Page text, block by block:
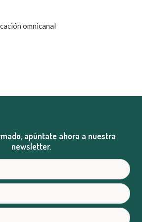
omnicanal
apúntate ahora a nuestra
newsletter.